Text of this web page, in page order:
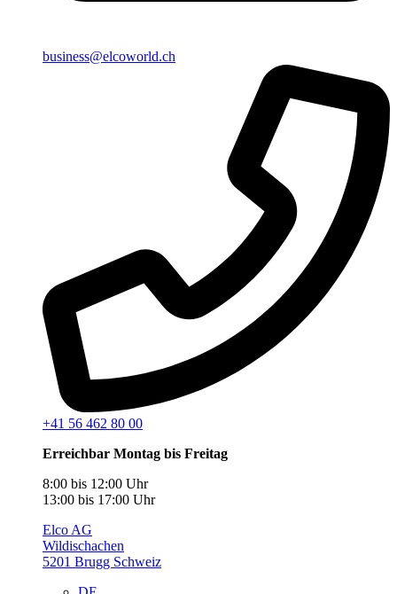
business@elcoworld.ch
+41 56 462 80 00
Erreichbar Montag bis Freitag
8:00 bis 12:00 Uhr
13:00 bis 17:00 Uhr
Elco AG
Wildischachen
5201 Brugg Schweiz